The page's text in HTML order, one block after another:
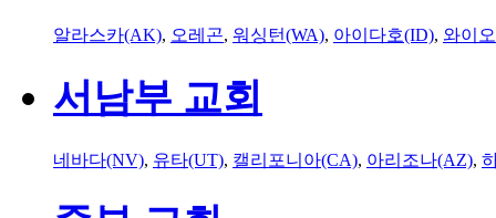
알라스카(AK), 오레곤, 워싱턴(WA), 아이다호(ID), 와이
서남부 교회
네바다(NV), 유타(UT), 캘리포니아(CA), 아리조나(AZ),